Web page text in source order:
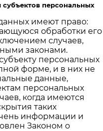
персональных
имеют право:
обработки его
случаев,
законами.
персональных
форме, и в них не
данные,
персональных
когда имеются
таких
информации и
Законом о